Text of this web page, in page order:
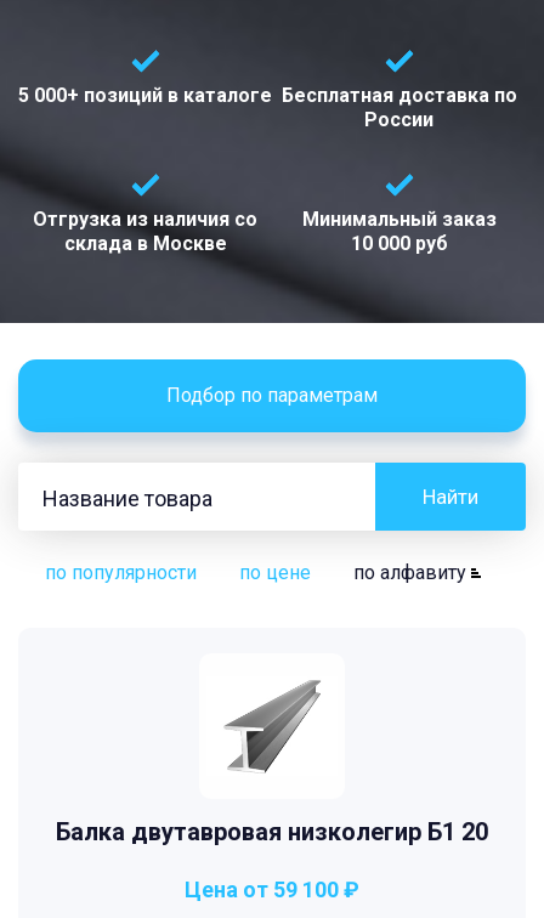
5 000+ позиций в каталоге Бесплатная доставка по
России
Отгрузка из наличия со
склада вМоскве
Минимальный заказ
10 000 руб
Подбор по параметрам
Найти
по популярности по цене по алфавиту
Балка двутавровая низколегир Б1 20
Цена от 59 100 ₽